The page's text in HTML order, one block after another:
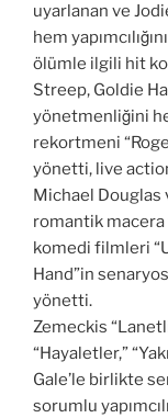
uyarlanan ve
hem
ölümle ilgili hit
Streep, Goldie
yönetmenliğini
rekortmeni
yönetti, live
Michael Douglas
romantik macera
komedi filmleri
Hand”in
yönetti.
Zemeckis
“Hayaletler,”
Gale’le birlikte
sorumlu